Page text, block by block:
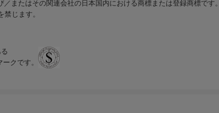
またはその関連会社の日本国内における商標または登録商標です。
じます。
クです。